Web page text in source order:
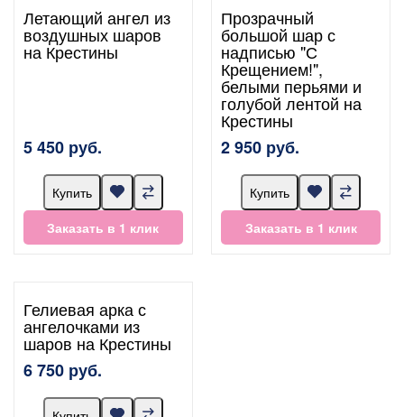
Летающий ангел из
воздушных шаров
на Крестины
5 450 руб.
Купить
Заказать в 1 клик
Прозрачный
большой шар с
надписью "С
Крещением!",
белыми перьями и
голубой лентой на
Крестины
2 950 руб.
Купить
Заказать в 1 клик
Гелиевая арка с
ангелочками из
шаров на Крестины
6 750 руб.